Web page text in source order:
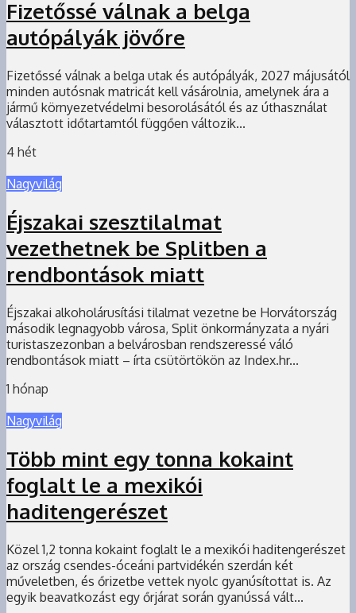
Fizetőssé válnak a belga
autópályák jövőre
Fizetőssé válnak a belga utak és autópályák, 2027 májusától
minden autósnak matricát kell vásárolnia, amelynek ára a
jármű környezetvédelmi besorolásától és az úthasználat
választott időtartamtól függően változik...
4 hét
Nagyvilág
Éjszakai szesztilalmat
vezethetnek be Splitben a
rendbontások miatt
Éjszakai alkoholárusítási tilalmat vezetne be Horvátország
második legnagyobb városa, Split önkormányzata a nyári
turistaszezonban a belvárosban rendszeressé váló
rendbontások miatt – írta csütörtökön az Index.hr...
1 hónap
Nagyvilág
Több mint egy tonna kokaint
foglalt le a mexikói
haditengerészet
Közel 1,2 tonna kokaint foglalt le a mexikói haditengerészet
az ország csendes-óceáni partvidékén szerdán két
műveletben, és őrizetbe vettek nyolc gyanúsítottat is. Az
egyik beavatkozást egy őrjárat során gyanússá vált...